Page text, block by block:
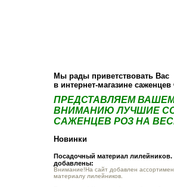
Мы рады приветствовать Вас
в интернет-магазине
ПРЕДСТАВЛЯЕМ
ВНИМАНИЮ ЛУЧШИЕ
САЖЕНЦЕВ РОЗ НА
Новинки
Посадочный материал лилейников.
добавлены:
Внимание!На сайт добавлен
материалу лилейников.